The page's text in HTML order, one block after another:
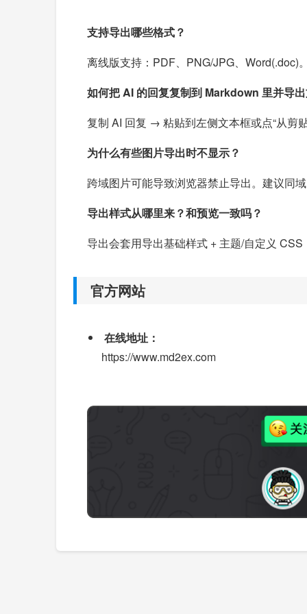
支持导出哪些格式？
离线版支持：PDF、PNG/JPG、Word(.doc)
如何把 AI 的回复复制到 Markdown 里并导
复制 AI 回复 → 粘贴到左侧文本框或点“从
为什么有些图片导出时不显示？
跨域图片可能导致浏览器禁止导出。建议同
导出样式从哪里来？和预览一致吗？
导出会套用导出基础样式 + 主题/自定义
官方网站
在线地址：
https://www.md2ex.com